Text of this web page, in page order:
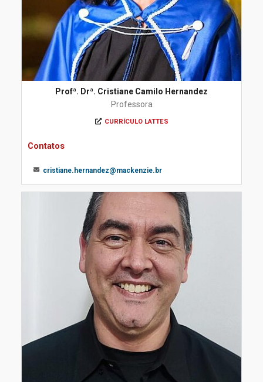
Profª. Drª. Cristiane Camilo Hernandez
Professora
CURRÍCULO LATTES
Contatos
cristiane.hernandez@mackenzie.br